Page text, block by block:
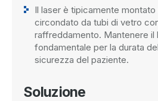
Il laser è tipicamente montato
circondato da tubi di vetro
raffreddamento. Mantenere il
fondamentale per la durata
sicurezza del paziente.
Soluzione